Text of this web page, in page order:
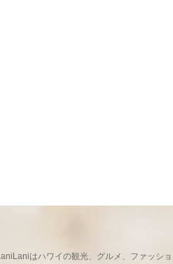
はハワイの観光、グルメ、ファッシ